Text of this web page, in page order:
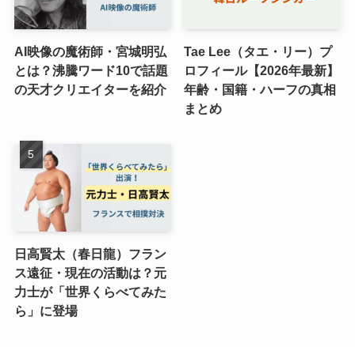
AI映像の魔術師・宮城明弘
とは？沸騰ワード10で話題
の天才クリエイターを紹介
Tae Lee（タエ・リー）プ
ロフィール【2026年最新】
年齢・国籍・ハーフの真相
まとめ
日高賢太（春日龍）フラン
ス遠征・現在の活動は？元
力士が「世界くらべてみた
ら」に登場